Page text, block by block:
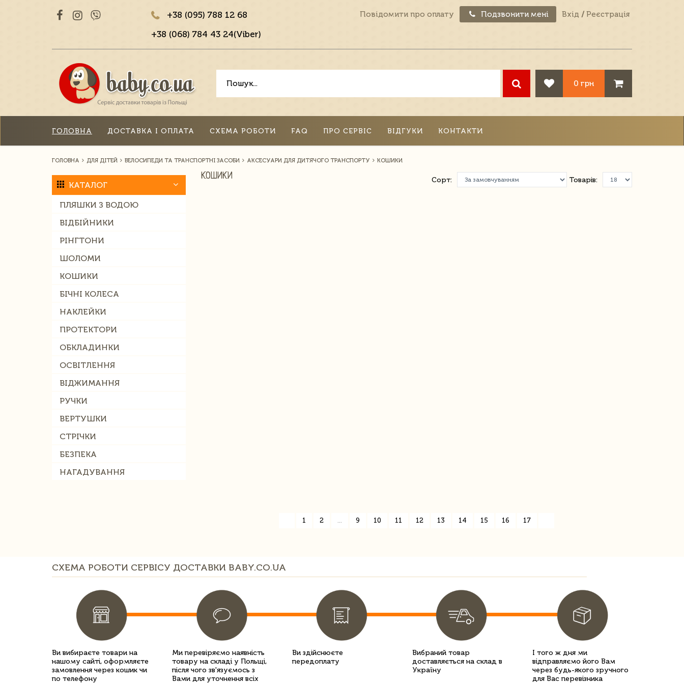
+38 (095) 788 12 68
+38 (068) 784 43 24(Viber)
Повідомити про оплату Подзвонити мені Вхід / Реєстрація
0 грн
ГОЛОВНА ДОСТАВКА І ОПЛАТА СХЕМА РОБОТИ FAQ ПРО СЕРВІС ВІДГУКИ КОНТАКТИ
ГОЛОВНА ДЛЯ ДІТЕЙ ВЕЛОСИПЕДИ ТА ТРАНСПОРТНІ ЗАСОБИ АКСЕСУАРИ ДЛЯ ДИТЯЧОГО ТРАНСПОРТУ КОШИКИ
КАТАЛОГ
ПЛЯШКИ З ВОДОЮ
ВІДБІЙНИКИ
РІНГТОНИ
ШОЛОМИ
КОШИКИ
БІЧНІ КОЛЕСА
НАКЛЕЙКИ
ПРОТЕКТОРИ
ОБКЛАДИНКИ
ОСВІТЛЕННЯ
ВІДЖИМАННЯ
РУЧКИ
ВЕРТУШКИ
СТРІЧКИ
БЕЗПЕКА
НАГАДУВАННЯ
КОШИКИ Товарів:
Сорт:
1 2 ... 9 10 11 12 13 14 15 16 17
СХЕМА РОБОТИ СЕРВІСУ ДОСТАВКИ BABY.CO.UA
Ви вибираєте товари на
нашому сайті, оформляєте
замовлення через кошик чи
по телефону
Ми перевіряємо наявність
товару на складі у Польщі,
після чого зв'язуємось з
Вами для уточнення всіх
Ви здійснюєте
передоплату
Вибраний товар
доставляється на склад в
Україну
І того ж дня ми
відправляємо його Вам
через будь-якого зручного
для Вас перевізника